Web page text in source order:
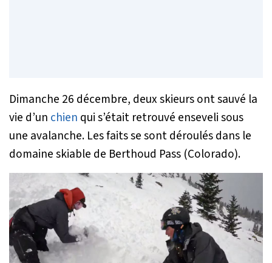
Dimanche 26 décembre, deux skieurs ont sauvé la
vie d’un chien qui s’était retrouvé enseveli sous
une avalanche. Les faits se sont déroulés dans le
domaine skiable de Berthoud Pass (Colorado).